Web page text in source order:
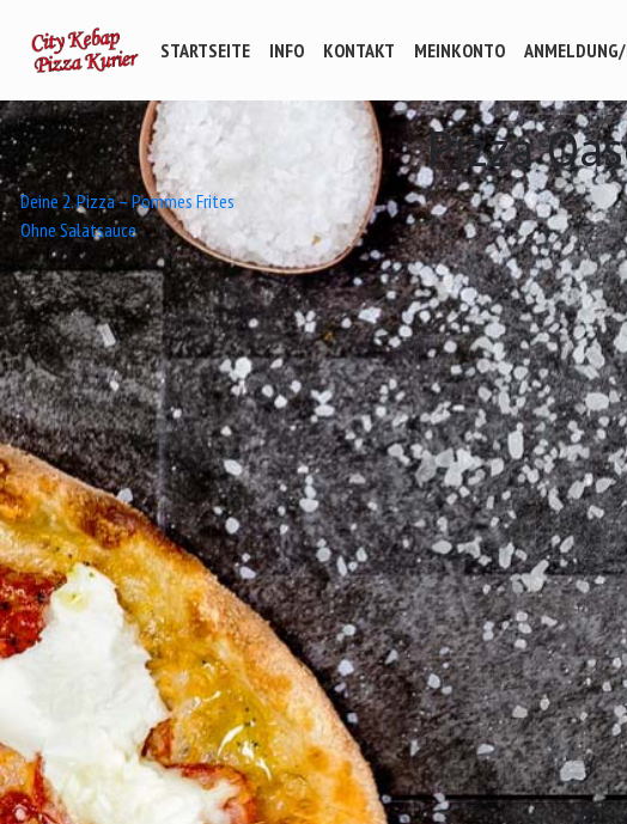
STARTSEITE INFO KONTAKT MEINKONTO ANMELDUNG/
Pizza
Beitrags-
Navigation
Deine 2. Pizza – Pommes Frites
Ohne Salatsauce